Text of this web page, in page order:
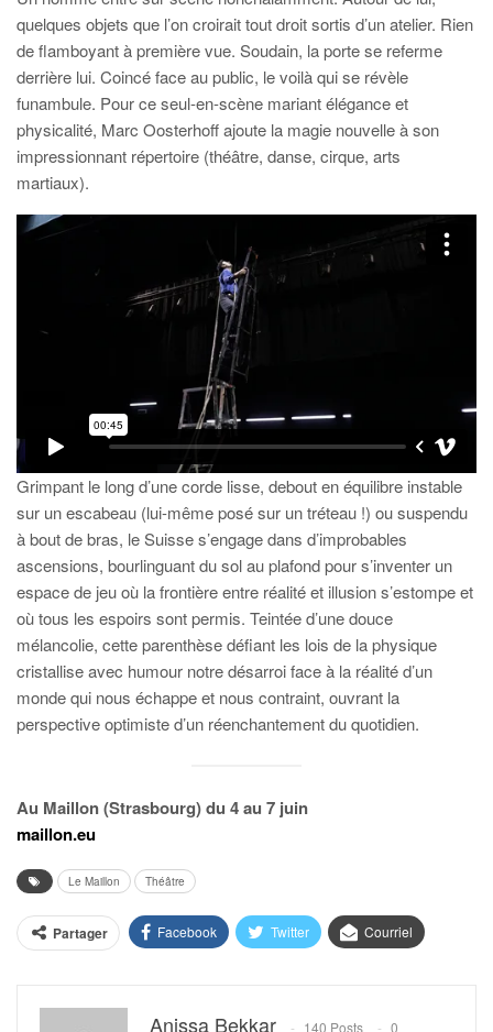
quelques objets que l’on croirait tout droit sortis d’un atelier. Rien
de flamboyant à première vue. Soudain, la porte se referme
derrière lui. Coincé face au public, le voilà qui se révèle
funambule. Pour ce seul-en-scène mariant élégance et
physicalité, Marc Oosterhoff ajoute la magie nouvelle à son
impressionnant répertoire (théâtre, danse, cirque, arts
martiaux).
Grimpant le long d’une corde lisse, debout en équilibre instable
sur un escabeau (lui-même posé sur un tréteau !) ou suspendu
à bout de bras, le Suisse s’engage dans d’improbables
ascensions, bourlinguant du sol au plafond pour s’inventer un
espace de jeu où la frontière entre réalité et illusion s’estompe et
où tous les espoirs sont permis. Teintée d’une douce
mélancolie, cette parenthèse défiant les lois de la physique
cristallise avec humour notre désarroi face à la réalité d’un
monde qui nous échappe et nous contraint, ouvrant la
perspective optimiste d’un réenchantement du quotidien.
Au Maillon (Strasbourg) du 4 au 7 juin
maillon.eu
Le Maillon Théâtre
Partager Facebook Twitter Courriel
Anissa Bekkar 140 Posts 0